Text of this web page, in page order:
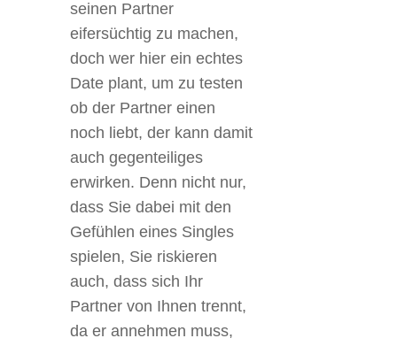
seinen Partner
eifersüchtig zu machen,
doch wer hier ein echtes
Date plant, um zu testen
ob der Partner einen
noch liebt, der kann damit
auch gegenteiliges
erwirken. Denn nicht nur,
dass Sie dabei mit den
Gefühlen eines Singles
spielen, Sie riskieren
auch, dass sich Ihr
Partner von Ihnen trennt,
da er annehmen muss,